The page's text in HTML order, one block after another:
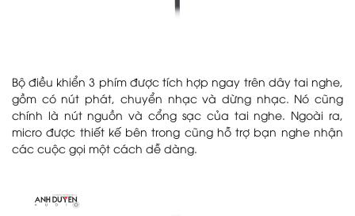
Bộ điều khiển 3 phím được tích hợp ngay trên dây tai nghe,
gồm có nút phát, chuyển nhạc và dừng nhạc. Nó cũng
chính là nút nguồn và cổng sạc của tai nghe. Ngoài ra,
micro được thiết kế bên trong cũng hỗ trợ bạn nghe nhận
các cuộc gọi một cách dễ dàng.